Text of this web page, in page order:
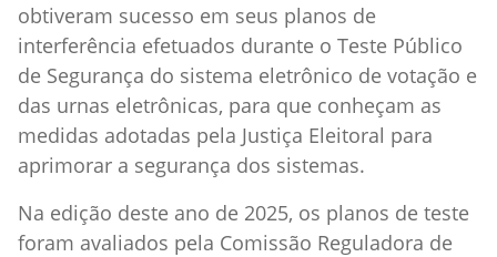
obtiveram sucesso em seus planos de
interferência efetuados durante o Teste Público
de Segurança do sistema eletrônico de votação e
das urnas eletrônicas, para que conheçam as
medidas adotadas pela Justiça Eleitoral para
aprimorar a segurança dos sistemas.
Na edição deste ano de 2025, os planos de teste
foram avaliados pela Comissão Reguladora de